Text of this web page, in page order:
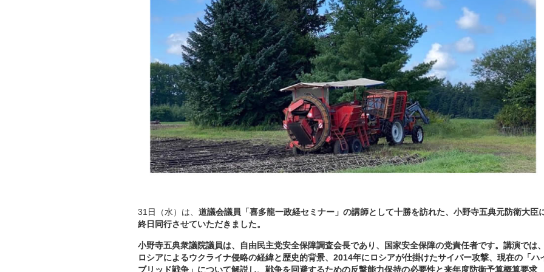
31日（水）は、 道議会議員「喜多龍一政経セミナー」の講師として十勝を訪れた、小野寺五典元防衛大臣
終日同行させていただきました。
小野寺五典衆議院議員は、自由民主党安全保障調査会長であり、国家安全保障の党責任者です。講演では
ロシアによるウクライナ侵略の経緯と歴史的背景、2014年にロシアが仕掛けたサイバー攻撃、現在の「ハ
ブリッド戦争」について解説し、戦争を回避するための反撃能力保持の必要性と来年度防衛予算概算要求